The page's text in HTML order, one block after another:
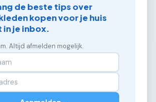
de beste tips over
kopen voor je huis
je inbox.
Altijd afmelden mogelijk.